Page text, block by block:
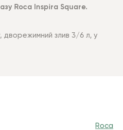
Roca Inspira Square.
дворежимний злив 3/6 л, у
Roca